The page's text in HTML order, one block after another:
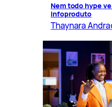
Nem todo hype
infoproduto
Thaynara